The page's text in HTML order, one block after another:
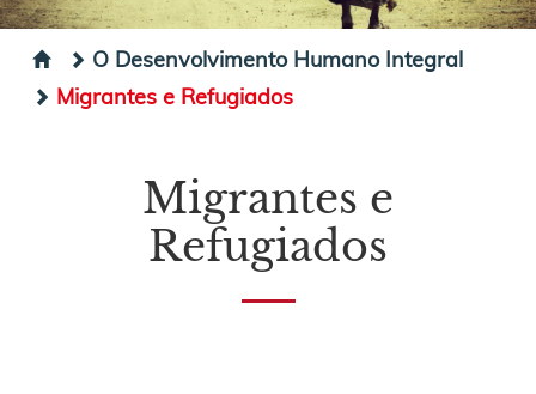
O Desenvolvimento Humano Integral
Migrantes e Refugiados
Migrantes e
Refugiados